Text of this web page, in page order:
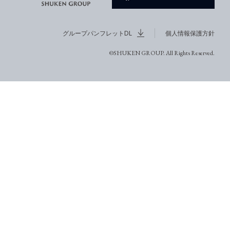
グループパンフレットDL 個人情報保護方針
©SHUKEN GROUP. All Rights Reserved.